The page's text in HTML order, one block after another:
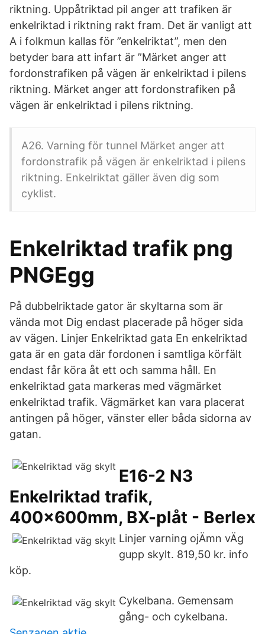
riktning. Uppåtriktad pil anger att trafiken är
enkelriktad i riktning rakt fram. Det är vanligt att
A i folkmun kallas för ”enkelriktat”, men den
betyder bara att infart är ”Märket anger att
fordonstrafiken på vägen är enkelriktad i pilens
riktning. Märket anger att fordonstrafiken på
vägen är enkelriktad i pilens riktning.
A26. Varning för tunnel Märket anger att
fordonstrafik på vägen är enkelriktad i pilens
riktning. Enkelriktat gäller även dig som
cyklist.
Enkelriktad trafik png
PNGEgg
På dubbelriktade gator är skyltarna som är
vända mot Dig endast placerade på höger sida
av vägen. Linjer Enkelriktad gata En enkelriktad
gata är en gata där fordonen i samtliga körfält
endast får köra åt ett och samma håll. En
enkelriktad gata markeras med vägmärket
enkelriktad trafik. Vägmärket kan vara placerat
antingen på höger, vänster eller båda sidorna av
gatan.
E16-2 N3
Enkelriktad trafik,
400x600mm, BX-plåt - Berlex
Linjer varning ojÄmn vÄg
gupp skylt. 819,50 kr. info
köp.
Cykelbana. Gemensam
gång- och cykelbana.